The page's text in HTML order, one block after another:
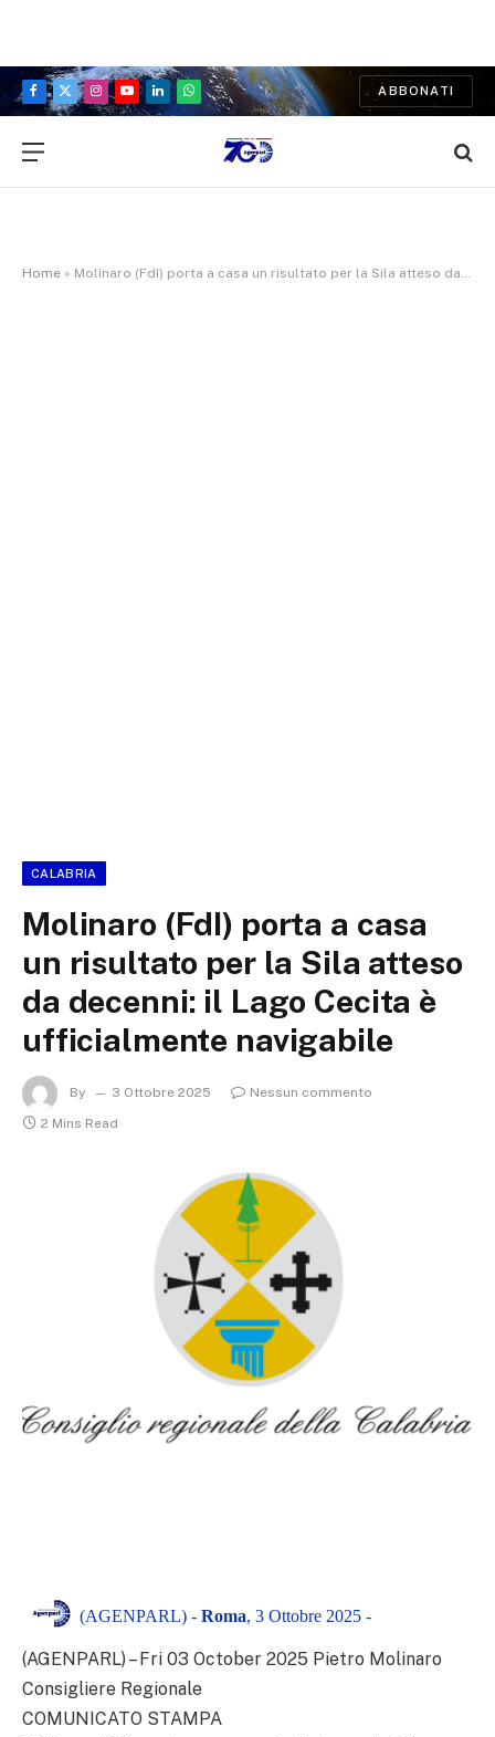
Facebook
X
Instagram
YouTubeLinkedInWhatsApp
ABBONATI
Home » Molinaro (FdI) porta a casa un risultato per la Sila atteso da decenni: il Lago Cecita è ufficialmente navigabile
CALABRIA
Molinaro (FdI) porta a casa
un risultato per la Sila atteso
da decenni: il Lago Cecita è
ufficialmente navigabile
By 3 Ottobre 2025
Nessun commento
2 Mins Read
(AGENPARL) - Roma, 3 Ottobre 2025 -
(AGENPARL) – Fri 03 October 2025 Pietro Molinaro
Consigliere Regionale
COMUNICATO STAMPA